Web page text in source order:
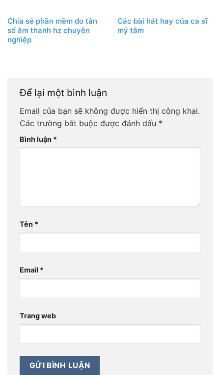
Chia sẻ phần mềm đo tần
số âm thanh hz chuyên
nghiệp
Các bài hát hay của ca sĩ
mỹ tâm
Để lại một bình luận
Email của bạn sẽ không được hiển thị công khai.
Các trường bắt buộc được đánh dấu *
Bình luận *
Tên *
Email *
Trang web